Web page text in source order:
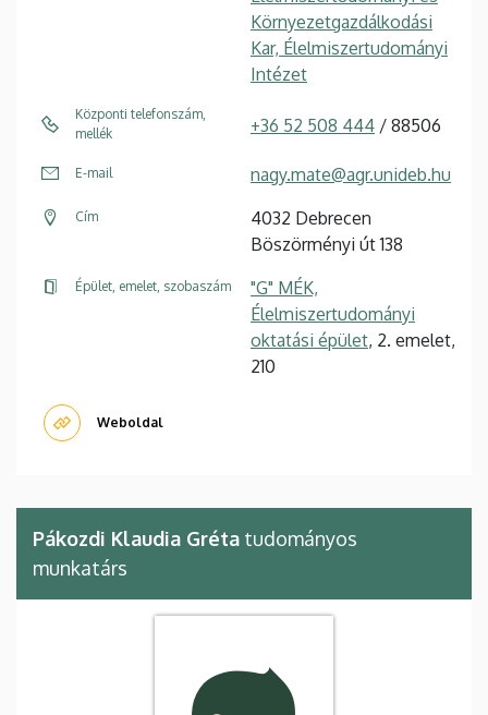
Környezetgazdálkodási
Kar, Élelmiszertudományi
Intézet
Központi telefonszám,
mellék
+36 52 508 444 / 88506
E-mail nagy.mate@agr.unideb.hu
Cím
4032 Debrecen
Böszörményi út 138
Épület, emelet, szobaszám
"G" MÉK,
Élelmiszertudományi
oktatási épület, 2. emelet,
210
Weboldal
Pákozdi Klaudia Gréta tudományos
munkatárs